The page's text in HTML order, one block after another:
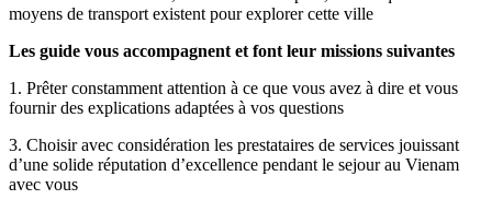
moyens de transport existent pour explorer cette ville
Les guide vous accompagnent et font leur missions suivantes
1. Prêter constamment attention à ce que vous avez à dire et vous
fournir des explications adaptées à vos questions
3. Choisir avec considération les prestataires de services jouissant
d’une solide réputation d’excellence pendant le sejour au Vienam
avec vous